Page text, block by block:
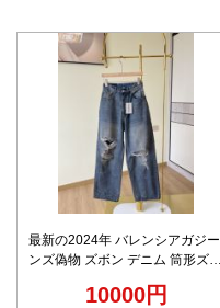
最新の2024年 バレンシアガジー
ンズ偽物 ズボン デニム 筒形ズボ
10000円